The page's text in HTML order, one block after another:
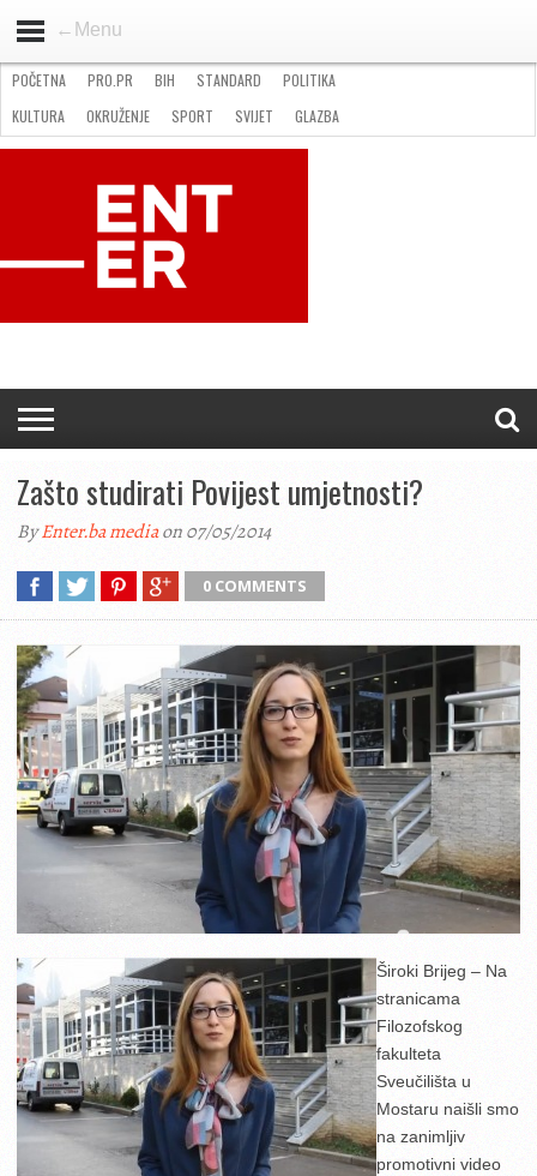
←Menu
STANDARD
GOSPODARSTVO
OKRUŽENJE
POČETNA PRO.PR BIH STANDARD
POLITIKA
KULTURA
OKRUŽENJE SPORT SVIJET
GLAZBA
NATJEČAJI
FILMING LOCATION IN BH KONTAKT
Zašto studirati Povijest umjetnosti?
ByEnter.ba mediaon 07/05/2014
0 COMMENTS
Široki Brijeg – Na
stranicama
Filozofskog
fakulteta
Sveučilišta u
Mostaru naišli smo
na zanimljiv
promotivni video